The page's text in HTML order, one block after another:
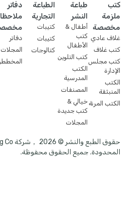
كتب
ملزمة
مخصصة
غلاف عادي
كتب غلاف
كتب مجلس
الإدارة
الكتب
المنبثقة
الكتب المرنة
طباعة
النشر
أطفال &
كتب
الأطفال
كتب التلوين
الكتب
المدرسية
المصنفات
خيالي &
كتب جديدة
المجلات
الطباعة
التجارية
كتيبات
كتيبات
كتالوجات
دفاتر
ملاحظات
مخصصة
دفاتر
المجلات
المخططون
المحدودة. جميع الحقوق محفوظة.